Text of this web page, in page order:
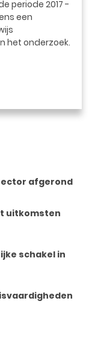
periode 2017 -
een
het onderzoek.
afgerond
uitkomsten
schakel in